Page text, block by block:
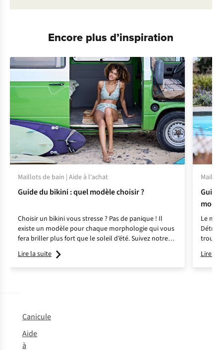
Encore plus d’inspiration
Maillots de bain | Aide à l'achat
Guide du bikini : quel modèle choisir ?
Choisir un bikini vous stresse ? Pas de panique ! Il
existe un modèle pour chaque morphologie qui vous
fera briller plus fort que le soleil d’été. Suivez notre
guide du bikini !
Lire la suite
Le
Lire la
Canicule
Aide
à